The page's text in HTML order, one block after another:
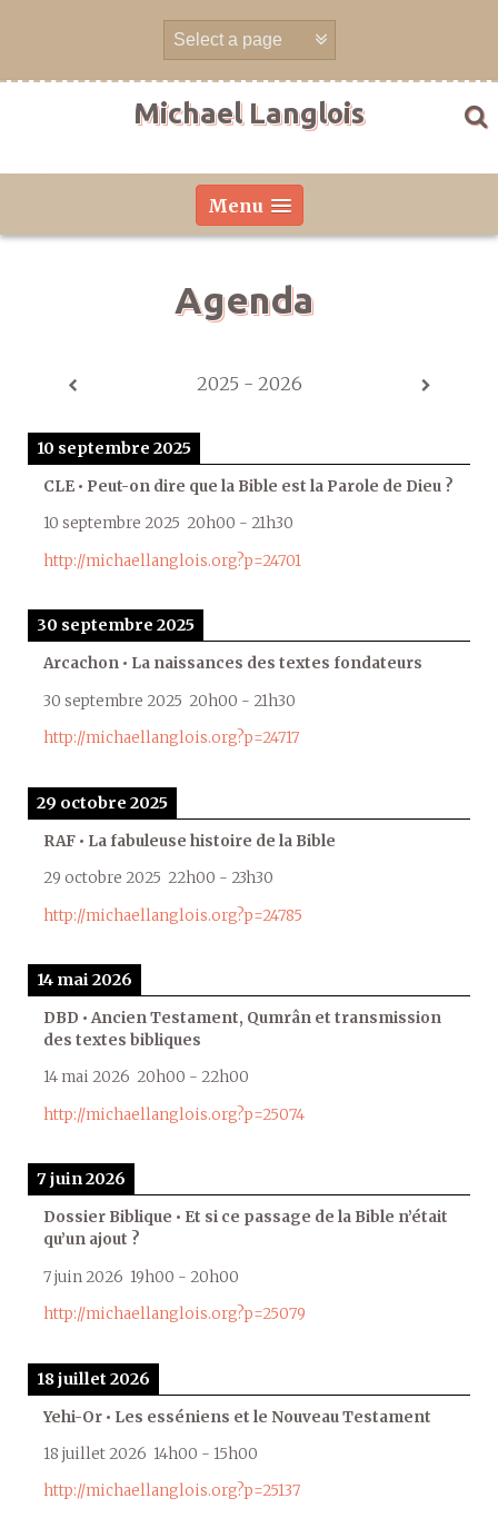
Michael Langlois
Menu
Agenda
2025 - 2026
10 septembre 2025
CLE • Peut-on dire que la Bible est la Parole de Dieu ?
10 septembre 2025 20h00 - 21h30
http://michaellanglois.org?p=24701
30 septembre 2025
Arcachon • La naissances des textes fondateurs
30 septembre 2025 20h00 - 21h30
http://michaellanglois.org?p=24717
29 octobre 2025
RAF • La fabuleuse histoire de la Bible
29 octobre 2025 22h00 - 23h30
http://michaellanglois.org?p=24785
14 mai 2026
DBD • Ancien Testament, Qumrân et transmission
des textes bibliques
14 mai 2026 20h00 - 22h00
http://michaellanglois.org?p=25074
7 juin 2026
Dossier Biblique • Et si ce passage de la Bible n’était
qu’un ajout ?
7 juin 2026 19h00 - 20h00
http://michaellanglois.org?p=25079
18 juillet 2026
Yehi-Or • Les esséniens et le Nouveau Testament
18 juillet 2026 14h00 - 15h00
http://michaellanglois.org?p=25137